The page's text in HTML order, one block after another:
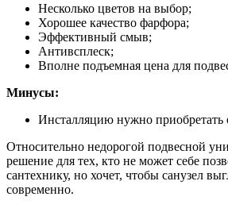
Несколько цветов на выбор;
Хорошее качество фарфора;
Эффективный смыв;
Антивсплеск;
Вполне подъемная цена для
Минусы:
Инсталляцию нужно приобретать
Относительно недорогой подвесной
решение для тех, кто не может себе
сантехнику, но хочет, чтобы санузел
современно.